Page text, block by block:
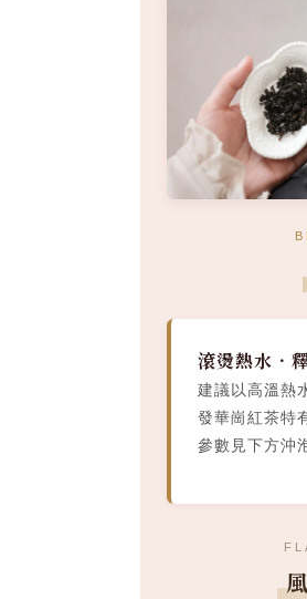
滾燙熱水．
建議以高溫熱
發華崗紅茶特
參數見下方沖